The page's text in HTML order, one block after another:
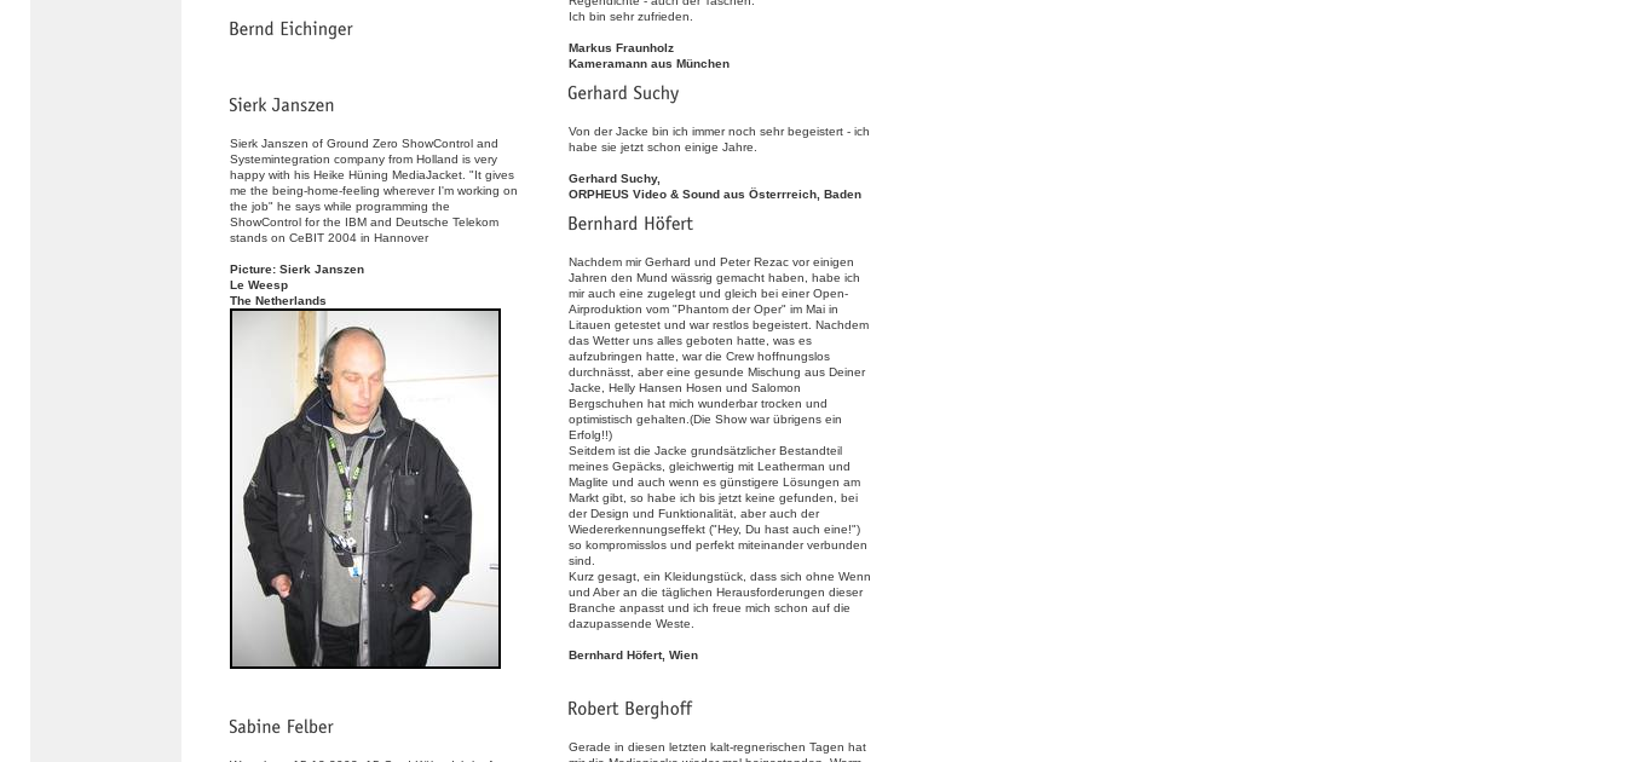
Sierk Janszen of Ground Zero ShowControl and
Systemintegration company from Holland is very
happy with his Heike Hüning MediaJacket. "It gives
me the being-home-feeling wherever I'm working on
the job" he says while programming the
ShowControl for the IBM and Deutsche Telekom
stands on CeBIT 2004 in Hannover
Picture: Sierk Janszen
Le Weesp
The Netherlands
Ich bin sehr zufrieden.
Markus Fraunholz
Kameramann aus München
Von der Jacke bin ich immer noch sehr begeistert - ich
habe sie jetzt schon einige Jahre.
Gerhard Suchy,
ORPHEUS Video & Sound aus Österrreich, Baden
Nachdem mir Gerhard und Peter Rezac vor einigen
Jahren den Mund wässrig gemacht haben, habe ich
mir auch eine zugelegt und gleich bei einer Open-
Airproduktion vom "Phantom der Oper" im Mai in
Litauen getestet und war restlos begeistert. Nachdem
das Wetter uns alles geboten hatte, was es
aufzubringen hatte, war die Crew hoffnungslos
durchnässt, aber eine gesunde Mischung aus Deiner
Jacke, Helly Hansen Hosen und Salomon
Bergschuhen hat mich wunderbar trocken und
optimistisch gehalten.(Die Show war übrigens ein
Erfolg!!)
Seitdem ist die Jacke grundsätzlicher Bestandteil
meines Gepäcks, gleichwertig mit Leatherman und
Maglite und auch wenn es günstigere Lösungen am
Markt gibt, so habe ich bis jetzt keine gefunden, bei
der Design und Funktionalität, aber auch der
Wiedererkennungseffekt ("Hey, Du hast auch eine!")
so kompromisslos und perfekt miteinander verbunden
sind.
Kurz gesagt, ein Kleidungstück, dass sich ohne Wenn
und Aber an die täglichen Herausforderungen dieser
Branche anpasst und ich freue mich schon auf die
dazupassende Weste.
Bernhard Höfert, Wien
Gerade in diesen letzten kalt-regnerischen Tagen hat